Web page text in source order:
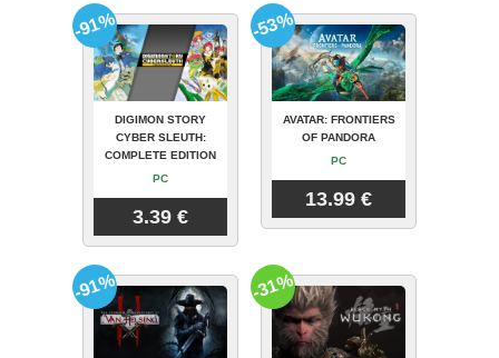
DIGIMON STORY
CYBER SLEUTH:
COMPLETE EDITION
PC
3.39 €
-91%
AVATAR: FRONTIERS
OF PANDORA
PC
13.99 €
-53%
-91% -31%